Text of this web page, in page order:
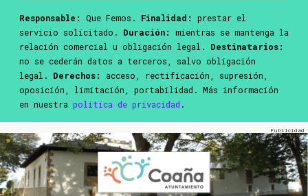
Responsable: Que Femos. Finalidad:
prestar el
servicio solicitado. Duración:
mientras se mantenga la
relación comercial u obligación legal. Destinatarios:
no se cederán datos a terceros, salvo obligación
legal. Derechos:
acceso, rectificación, supresión,
oposición, limitación, portabilidad. Más información
en nuestra política de privacidad .